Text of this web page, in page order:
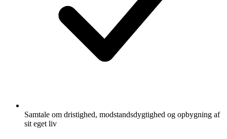
Samtale om dristighed, modstandsdygtighed og opbygning af
sit eget liv